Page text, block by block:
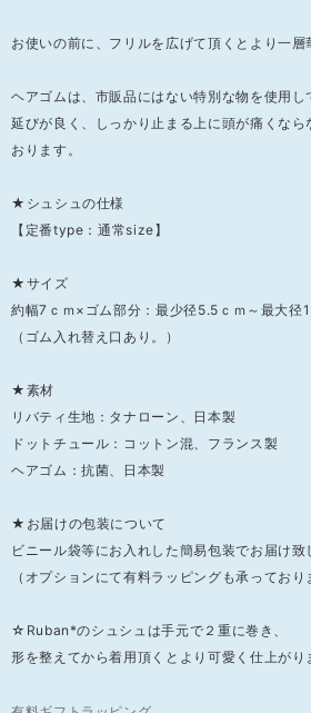
お使いの前に、フリルを広げて頂くとより一
ヘアゴムは、市販品にはない特別な物を使用し
延びが良く、しっかり止まる上に頭が痛くなら
おります。
★シュシュの仕様
【定番type：通常size】
★サイズ
約幅7ｃｍ×ゴム部分：最少径5.5ｃｍ～最大径
（ゴム入れ替え口あり。）
★素材
リバティ生地：タナローン、日本製
ドットチュール：コットン混、フランス製
ヘアゴム：抗菌、日本製
★お届けの包装について
ビニール袋等にお入れした簡易包装でお届け致
（オプションにて有料ラッピングも承っており
☆Ruban*のシュシュは手元で２重に巻き、
形を整えてから着用頂くとより可愛く仕上がり